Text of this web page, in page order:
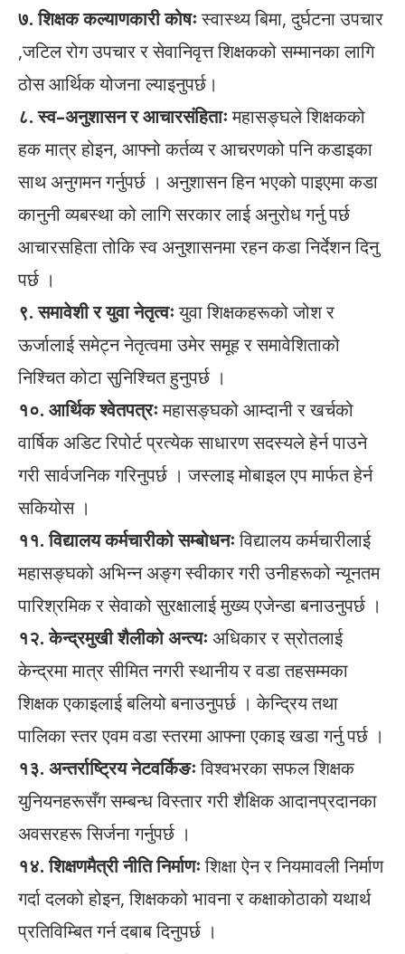
७. शिक्षक कल्याणकारी कोषःस्वास्थ्य बिमा, दुर्घटना उपचार
,जटिल रोग उपचार र सेवानिवृत्त शिक्षकको सम्मानका लागि
ठोस आर्थिक योजना ल्याइनुपर्छ।
८. स्व–अनुशासन र आचारसंहिताःमहासङ्घले शिक्षकको
हक मात्र होइन, आफ्नो कर्तव्य र आचरणको पनि कडाइका
साथ अनुगमन गर्नुपर्छ । अनुशासन हिन भएको पाइएमा कडा
कानुनी व्यबस्था को लागि सरकार लाई अनुरोध गर्नु पर्छ
आचारसहिता तोकि स्व अनुशासनमा रहन कडा निर्देशन दिनु
पर्छ ।
९. समावेशी र युवा नेतृत्वःयुवा शिक्षकहरूको जोश र
ऊर्जालाई समेट्न नेतृत्वमा उमेर समूह र समावेशिताको
निश्चित कोटा सुनिश्चित हुनुपर्छ ।
१०. आर्थिक श्वेतपत्रःमहासङ्घको आम्दानी र खर्चको
वार्षिक अडिट रिपोर्ट प्रत्येक साधारण सदस्यले हेर्न पाउने
गरी सार्वजनिक गरिनुपर्छ । जस्लाइ मोबाइल एप मार्फत हेर्न
सकियोस ।
११. विद्यालय कर्मचारीको सम्बोधनःविद्यालय कर्मचारीलाई
महासङ्घको अभिन्न अङ्ग स्वीकार गरी उनीहरूको न्यूनतम
पारिश्रमिक र सेवाको सुरक्षालाई मुख्य एजेन्डा बनाउनुपर्छ ।
१२. केन्द्रमुखी शैलीको अन्त्यःअधिकार र स्रोतलाई
केन्द्रमा मात्र सीमित नगरी स्थानीय र वडा तहसम्मका
शिक्षक एकाइलाई बलियो बनाउनुपर्छ । केन्द्रिय तथा
पालिका स्तर एवम वडा स्तरमा आफ्ना एकाइ खडा गर्नु पर्छ ।
१३. अन्तर्राष्ट्रिय नेटवर्किङःविश्वभरका सफल शिक्षक
युनियनहरूसँग सम्बन्ध विस्तार गरी शैक्षिक आदानप्रदानका
अवसरहरू सिर्जना गर्नुपर्छ ।
१४. शिक्षणमैत्री नीति निर्माणःशिक्षा ऐन र नियमावली निर्माण
गर्दा दलको होइन, शिक्षकको भावना र कक्षाकोठाको यथार्थ
प्रतिविम्बित गर्न दबाब दिनुपर्छ ।